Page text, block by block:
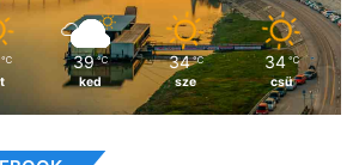
℃ 39 ℃
ked
34 ℃
sze
34 ℃
csü